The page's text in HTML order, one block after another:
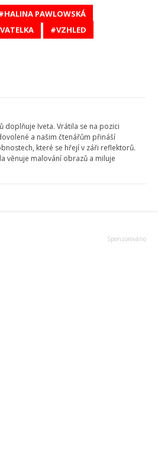
HALINA PAWLOWSKÁ
VZHLED
doplňuje Iveta. Vrátila se na pozici
a našim čtenářům přináší
které se hřejí v záři reflektorů.
věnuje malování obrazů a miluje